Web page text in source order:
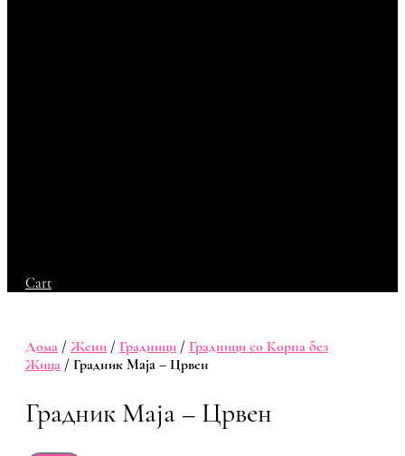
Cart
Дома / Жени / Градници / Градници со Корпа без
Жица / Градник Maja – Црвен
Градник Maja – Црвен